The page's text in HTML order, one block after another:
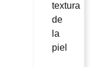
textura
de
la
piel